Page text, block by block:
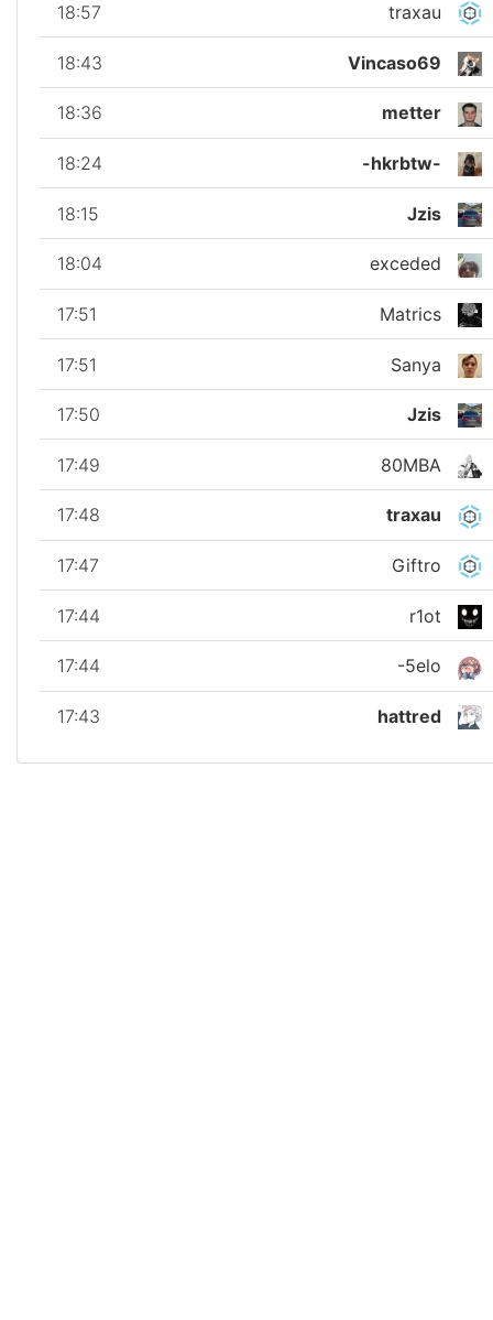
18:57 traxau
18:43 Vincaso69
18:36 metter
18:24 -hkrbtw-
18:15 Jzis
18:04 exceded
17:51 Matrics
17:51 Sanya
17:50 Jzis
17:49 80MBA
17:48 traxau
17:47 Giftro
17:44 r1ot
17:44 -5elo
17:43 hattred